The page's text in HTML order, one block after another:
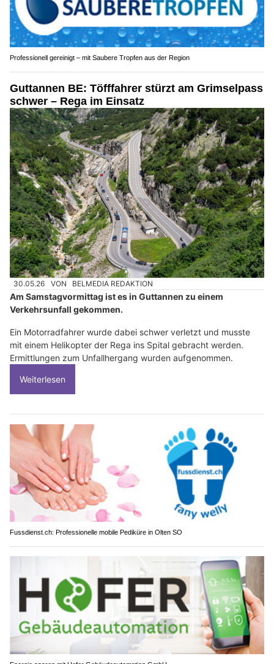
Professionell gereinigt – mit Saubere Tropfen aus der Region
Guttannen BE: Töfffahrer stürzt am Grimselpass
schwer – Rega im Einsatz
30.05.26 VON BELMEDIA REDAKTION
Am Samstagvormittag ist es in Guttannen zu einem
Verkehrsunfall gekommen.
Ein Motorradfahrer wurde dabei schwer verletzt und musste
mit einem Helikopter der Rega ins Spital gebracht werden.
Ermittlungen zum Unfallhergang wurden aufgenommen.
Weiterlesen
Fussdienst.ch: Professionelle mobile Pediküre in Olten SO